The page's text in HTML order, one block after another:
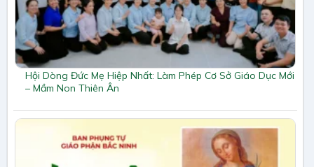
Hội Dòng Đức Mẹ Hiệp Nhất: Làm Phép Cơ Sở Giáo Dục Mới
– Mầm Non Thiên Ân